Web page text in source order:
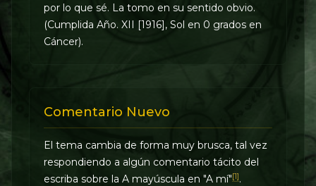
por lo que sé. La tomo en su sentido obvio.
(Cumplida Año. XII [1916], Sol en 0 grados en
Cáncer).
Comentario Nuevo
El tema cambia de forma muy brusca, tal vez
respondiendo a algún comentario tácito del
escriba sobre la A mayúscula en "A mí"[1].